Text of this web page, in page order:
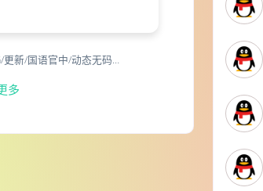
更新/国语官中/动态无码…
多